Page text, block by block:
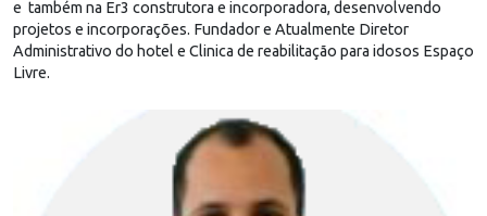
e também na Er3 construtora e incorporadora, desenvolvendo
projetos e incorporações. Fundador e Atualmente Diretor
Administrativo do hotel e Clinica de reabilitação para idosos Espaço
Livre.